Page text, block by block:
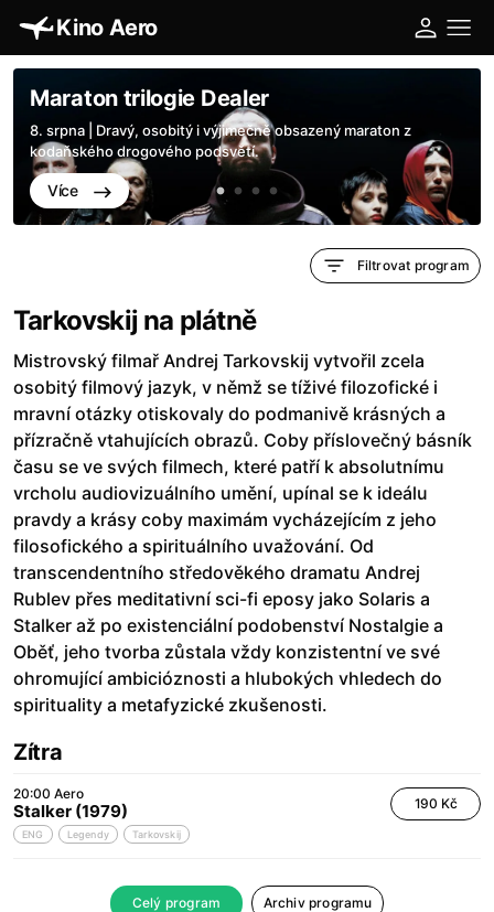
Kino Aero
Maraton trilogie Dealer
8. srpna | Dravý, osobitý i výjimečně obsazený maraton z
kodaňského drogového podsvětí.
Více
Filtrovat program
Tarkovskij na plátně
Mistrovský filmař Andrej Tarkovskij vytvořil zcela
osobitý filmový jazyk, v němž se tíživé filozofické i
mravní otázky otiskovaly do podmanivě krásných a
přízračně vtahujících obrazů. Coby příslovečný básník
času se ve svých filmech, které patří k absolutnímu
vrcholu audiovizuálního umění, upínal se k ideálu
pravdy a krásy coby maximám vycházejícím z jeho
filosofického a spirituálního uvažování. Od
transcendentního středověkého dramatu Andrej
Rublev přes meditativní sci-fi eposy jako Solaris a
Stalker až po existenciální podobenství Nostalgie a
Oběť, jeho tvorba zůstala vždy konzistentní ve své
ohromující ambicióznosti a hlubokých vhledech do
spirituality a metafyzické zkušenosti.
Zítra
20:00 Aero
Stalker (1979)
ENG Legendy Tarkovskij
190 Kč
Celý program Archiv programu